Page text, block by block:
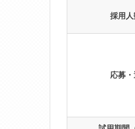
採用人
応募